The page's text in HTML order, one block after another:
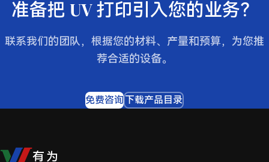
准备把 UV 打印引入您的业务？
联系我们的团队，根据您的材料、产量和预算，为您推
荐合适的设备。
免费咨询下载产品目录
有为